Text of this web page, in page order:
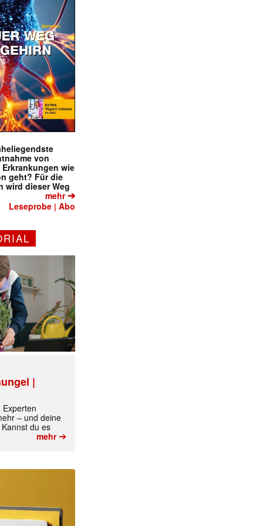
von
wie
geht? Für die
wird dieser Weg
mehr➔
Leseprobe |Abo
|
Experten
– und deine
du es
mehr➔